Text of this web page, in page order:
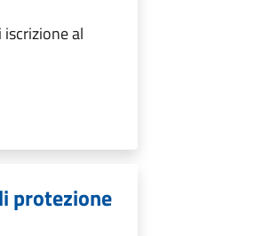
al
protezione